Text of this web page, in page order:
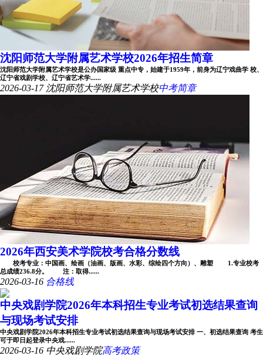
沈阳师范大学附属艺术学校2026年招生简章
沈阳师范大学附属艺术学校是公办国家级 重点中专，始建于1959年，前身为辽宁戏曲学 校、
辽宁省戏剧学校、辽宁省艺术学......
2026-03-17 沈阳师范大学附属艺术学校中考简章
2026年西安美术学院校考合格分数线
校考专业：中国画、绘画（油画、版画、水彩、综绘四个方向）、雕塑 1.专业校考
总成绩236.8分。 注：取得......
2026-03-16 合格线
中央戏剧学院2026年本科招生专业考试初选结果查询
与现场考试安排
中央戏剧学院2026年本科招生专业考试初选结果查询与现场考试安排 一、初选结果查询 考生
可于即日起登录中央戏......
2026-03-16 中央戏剧学院高考政策